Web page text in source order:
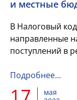
и местные
В Налоговый
направленные
поступлений в
Подробнее…
мая